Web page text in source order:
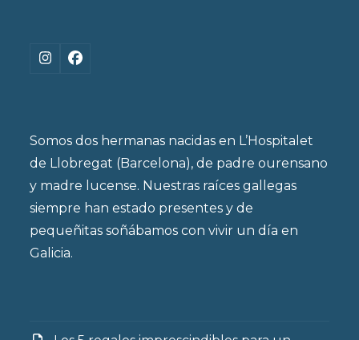
Instagram
Facebook
Somos dos hermanas nacidas en L’Hospitalet
de Llobregat (Barcelona), de padre ourensano
y madre lucense. Nuestras raíces gallegas
siempre han estado presentes y de
pequeñitas soñábamos con vivir un día en
Galicia.